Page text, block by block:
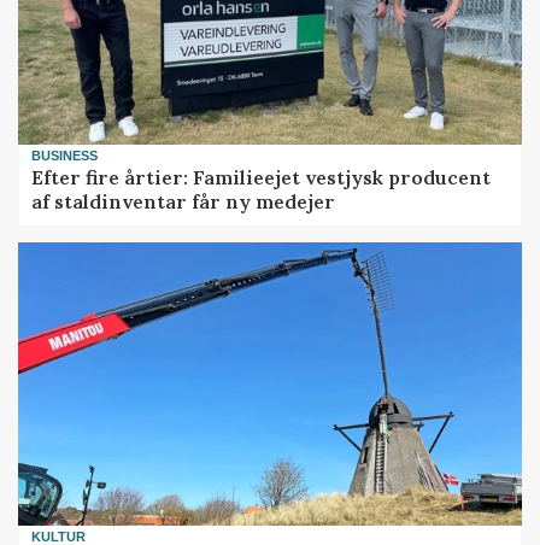
BUSINESS
Efter fire årtier: Familieejet vestjysk producent
af staldinventar får ny medejer
KULTUR